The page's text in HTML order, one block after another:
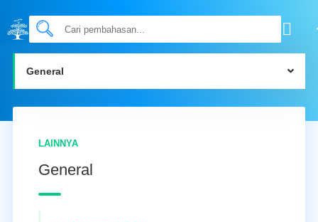
General
LAINNYA
General